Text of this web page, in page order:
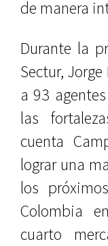
de manera
Durante la
Sectur,
a 93
las
cuenta
lograr una
los
Colombia
cuarto